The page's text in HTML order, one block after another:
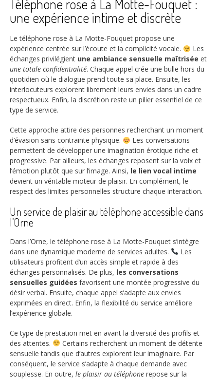
Téléphone rose à La Motte-Fouquet :
une expérience intime et discrète
Le téléphone rose à La Motte-Fouquet propose une
expérience centrée sur l’écoute et la complicité vocale.
Les
échanges privilégient une ambiance sensuelle maîtrisée et
une totale confidentialité. Chaque appel crée une bulle hors du
quotidien où le dialogue prend toute sa place. Ensuite, les
interlocuteurs explorent librement leurs envies dans un cadre
respectueux. Enfin, la discrétion reste un pilier essentiel de ce
type de service.
Cette approche attire des personnes recherchant un moment
d’évasion sans contrainte physique.
Les conversations
permettent de développer une imagination érotique riche et
progressive. Par ailleurs, les échanges reposent sur la voix et
l’émotion plutôt que sur l’image. Ainsi, le lien vocal intime
devient un véritable moteur de plaisir. En complément, le
respect des limites personnelles structure chaque interaction.
Un service de plaisir au téléphone accessible dans
l’Orne
Dans l’Orne, le téléphone rose à La Motte-Fouquet s’intègre
dans une dynamique moderne de services adultes.
Les
utilisateurs profitent d’un accès simple et rapide à des
échanges personnalisés. De plus, les conversations
sensuelles guidées favorisent une montée progressive du
désir verbal. Ensuite, chaque appel s’adapte aux envies
exprimées en direct. Enfin, la flexibilité du service améliore
l’expérience globale.
Ce type de prestation met en avant la diversité des profils et
des attentes.
Certains recherchent un moment de détente
sensuelle tandis que d’autres explorent leur imaginaire. Par
conséquent, le service s’adapte à chaque demande avec
souplesse. En outre, le plaisir au téléphone repose sur la